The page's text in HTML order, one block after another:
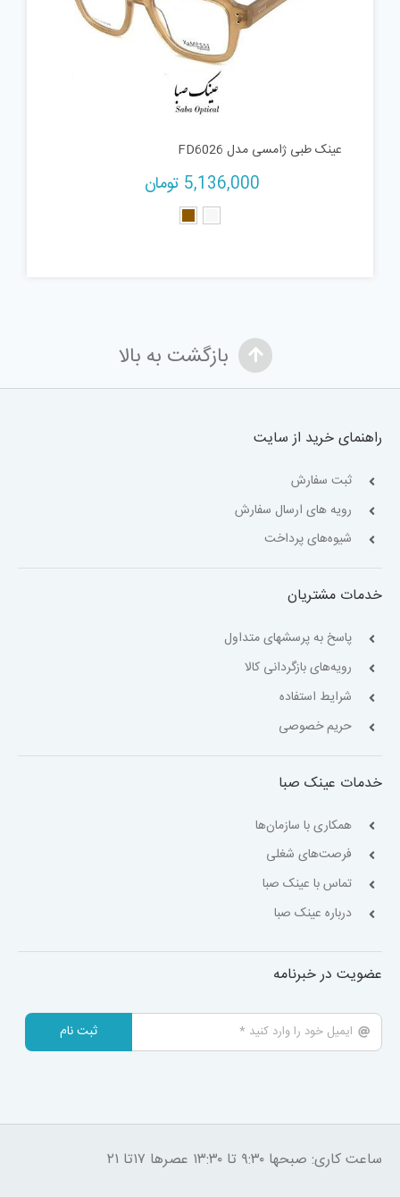
عینک طبی ژامسی مدل FD6026
5,136,000 تومان
بازگشت به بالا
راهنمای خرید از سایت
ثبت سفارش
رویه های ارسال سفارش
شیوه‌های پرداخت
خدمات مشتریان
پاسخ به پرسشهای متداول
رویه‌های بازگردانی کالا
شرایط استفاده
حریم خصوصی
خدمات عینک صبا
همکاری با سازمان‌ها
فرصت‌های شغلی
تماس با عینک صبا
درباره عینک صبا
عضویت در خبرنامه
ثبت نام
ساعت کاری: صبحها ۹:۳۰ تا ۱۳:۳۰ عصرها ۱۷تا ۲۱